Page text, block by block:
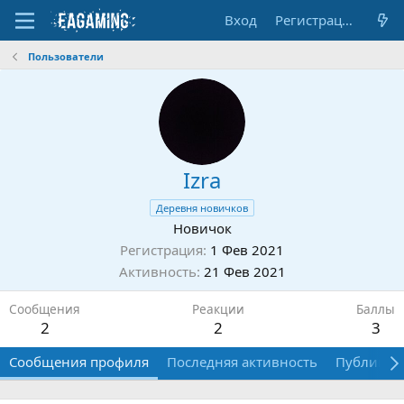
Вход Регистрация
Пользователи
Izra
Деревня новичков
Новичок
Регистрация 1 Фев 2021
Активность 21 Фев 2021
Сообщения
2
Реакции
2
Баллы
3
Сообщения профиля Последняя активность